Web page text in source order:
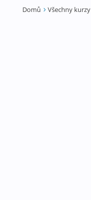
Domů 5 Všechny kurzy